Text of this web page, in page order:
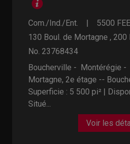
Com./Ind./Ent. 5500
130 Boul. de Mortagne , 200
No. 23768434
Boucherville - Montérégie -
Mortagne, 2e étage --
Superficie : 5 500 pi² |
Situé...
Voir les